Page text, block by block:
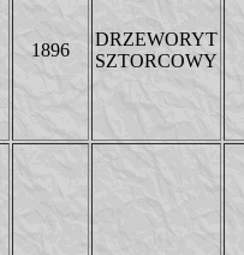
1896
DRZEWORYT
SZTORCOWY